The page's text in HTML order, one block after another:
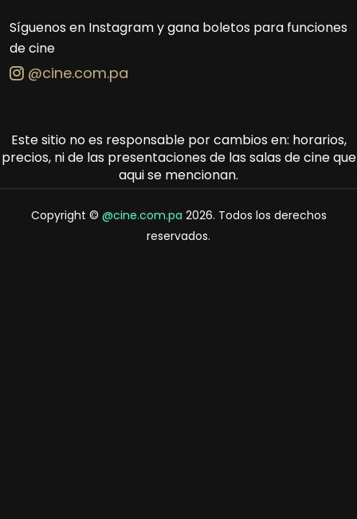
Síguenos en Instagram y gana boletos para funciones
de cine
@cine.com.pa
Este sitio no es responsable por cambios en: horarios,
precios, ni de las presentaciones de las salas de cine que
aqui se mencionan.
Copyright © @cine.com.pa 2026. Todos los derechos
reservados.